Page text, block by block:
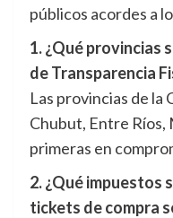
públicos acordes a
1. ¿Qué provincias
de Transparencia
Las provincias de la
Chubut, Entre Ríos,
primeras en
2. ¿Qué impuestos
tickets de compra